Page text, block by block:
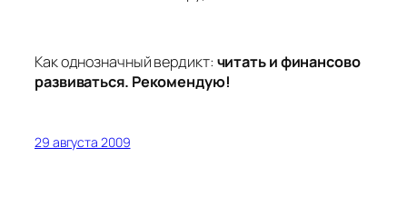
Как однозначный вердикт: читать и финансово
развиваться. Рекомендую!
29 августа 2009